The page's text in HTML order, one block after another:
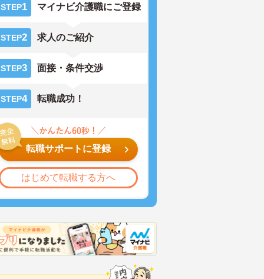
STEP1 マイナビ介護職にご登録
STEP2 求人のご紹介
STEP3 面接・条件交渉
STEP4 転職成功！
転職サポートに登録
はじめて転職する方へ